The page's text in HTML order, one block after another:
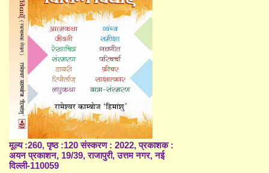
मूल्य :260, पृष्ठ :120 संस्करण : 2022, प्रकाशक :
अयन प्रकाशन, 19/39, राजापुरी, उत्तम नगर, नई
दिल्ली-110059